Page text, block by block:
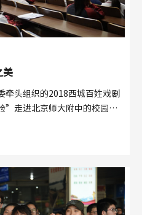
美
牵头组织的2018西城百姓戏剧
”走进北京师大附中的校园，